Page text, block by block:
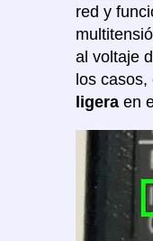
red y
al voltaje
los
ligera en